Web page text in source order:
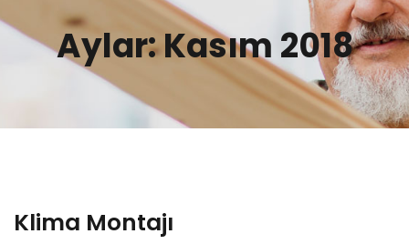
Aylar: Kasım 2018
Klima Montajı